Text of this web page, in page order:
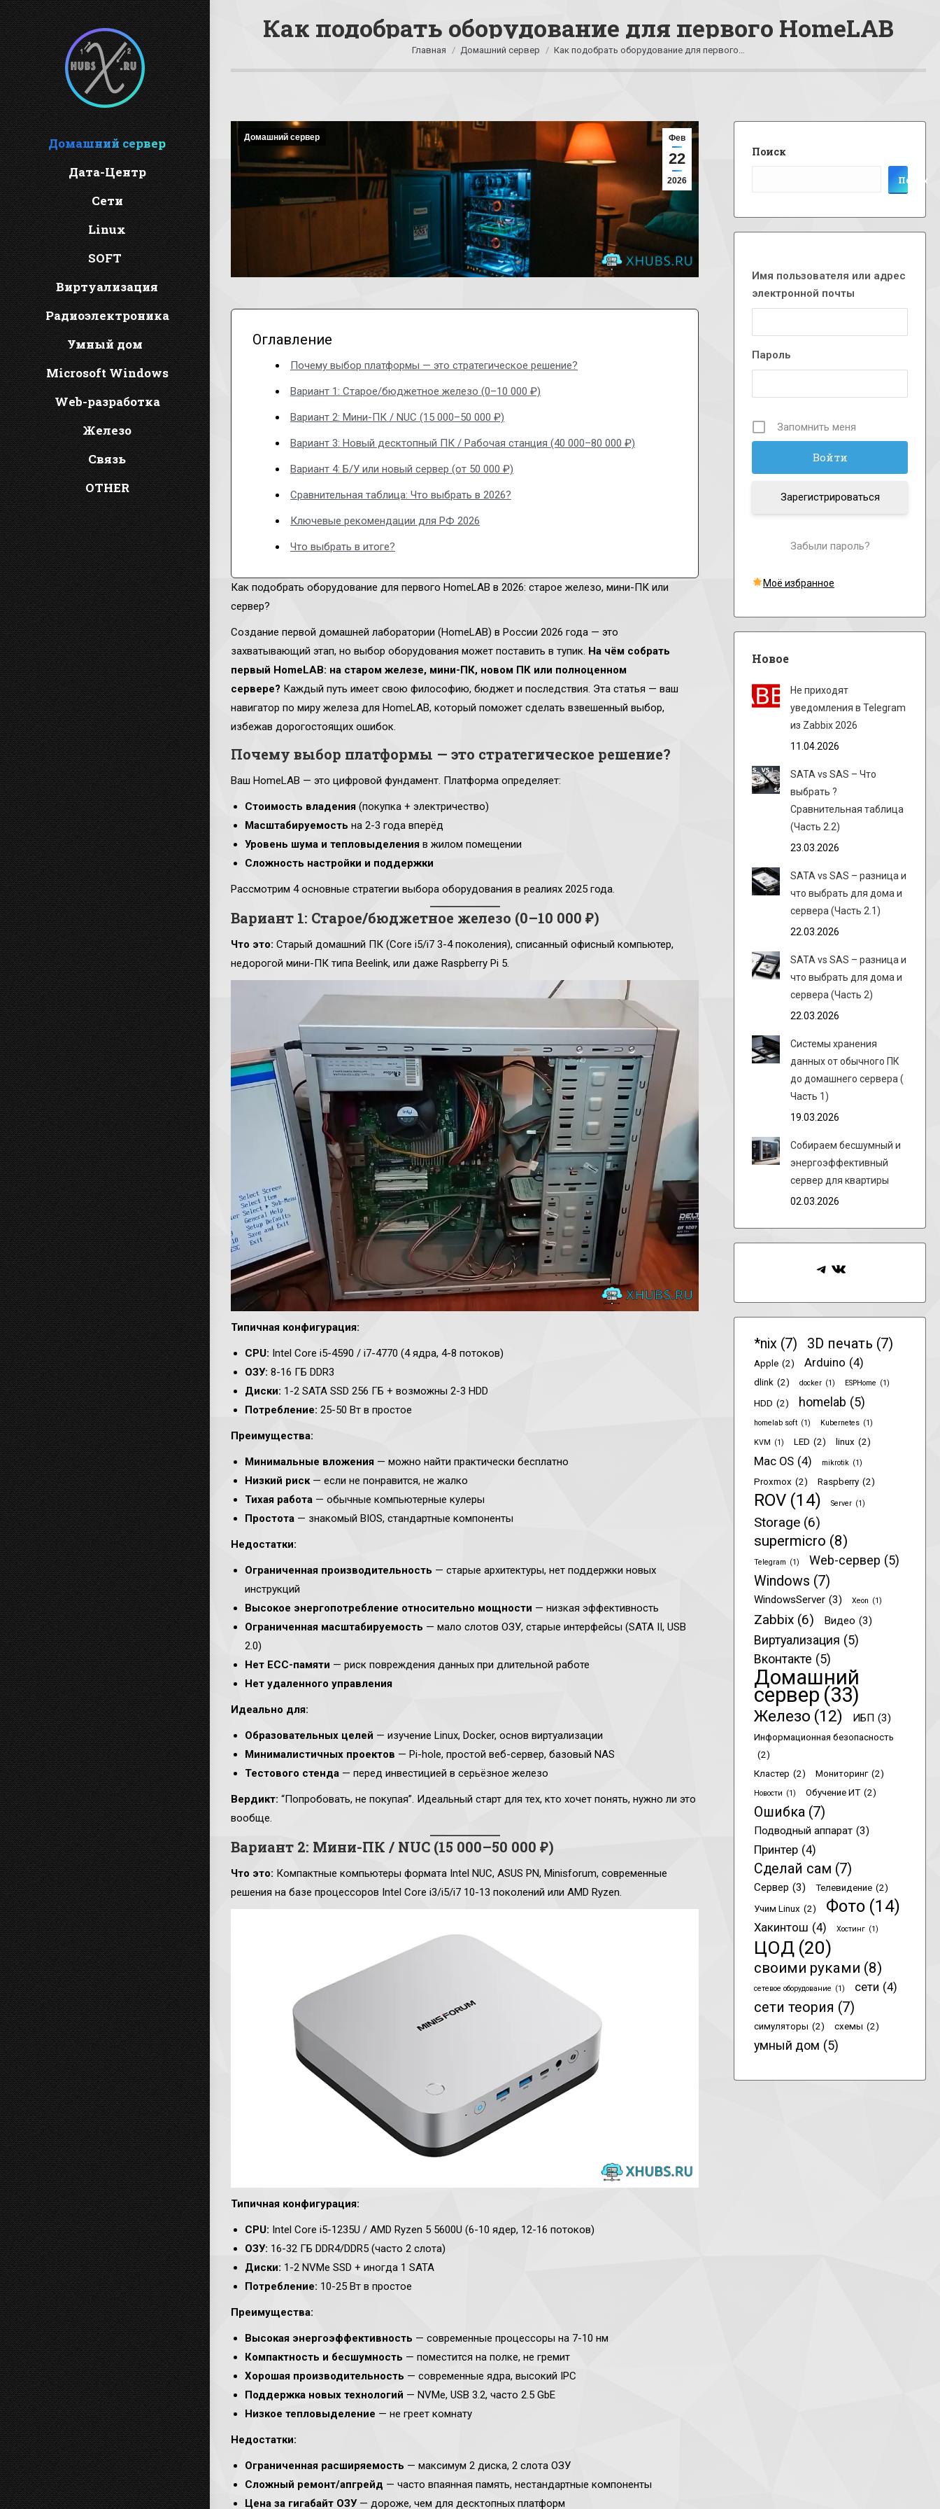
Домашний сервер
Дата-Центр
Сети
Linux
SOFT
Виртуализация
Радиоэлектроника
Умный дом
Microsoft Windows
Web-разработка
Железо
Связь
OTHER
Как подобрать оборудование для первого HomeLAB
Вы здесь:
Главная Домашний сервер Как подобрать оборудование для первого…
Фев
22
2026
Домашний сервер
Оглавление
Почему выбор платформы — это стратегическое решение?
Вариант 1: Старое/бюджетное железо (0–10 000 ₽)
Вариант 2: Мини-ПК / NUC (15 000–50 000 ₽)
Вариант 3: Новый десктопный ПК / Рабочая станция (40 000–80 000 ₽)
Вариант 4: Б/У или новый сервер (от 50 000 ₽)
Сравнительная таблица: Что выбрать в 2026?
Ключевые рекомендации для РФ 2026
Что выбрать в итоге?
Как подобрать оборудование для первого HomeLAB в 2026: старое железо, мини-ПК или
сервер?
Создание первой домашней лаборатории (HomeLAB) в России 2026 года — это
захватывающий этап, но выбор оборудования может поставить в тупик. На чём собрать
первый HomeLAB: на старом железе, мини-ПК, новом ПК или полноценном
сервере? Каждый путь имеет свою философию, бюджет и последствия. Эта статья — ваш
навигатор по миру железа для HomeLAB, который поможет сделать взвешенный выбор,
избежав дорогостоящих ошибок.
Почему выбор платформы — это стратегическое решение?
Ваш HomeLAB — это цифровой фундамент. Платформа определяет:
Стоимость владения (покупка + электричество)
Масштабируемость на 2-3 года вперёд
Уровень шума и тепловыделения в жилом помещении
Сложность настройки и поддержки
Рассмотрим 4 основные стратегии выбора оборудования в реалиях 2025 года.
Вариант 1: Старое/бюджетное железо (0–10 000 ₽)
Что это: Старый домашний ПК (Core i5/i7 3-4 поколения), списанный офисный компьютер,
недорогой мини-ПК типа Beelink, или даже Raspberry Pi 5.
Типичная конфигурация:
CPU: Intel Core i5-4590 / i7-4770 (4 ядра, 4-8 потоков)
ОЗУ: 8-16 ГБ DDR3
Диски: 1-2 SATA SSD 256 ГБ + возможны 2-3 HDD
Потребление: 25-50 Вт в простое
Преимущества:
Минимальные вложения — можно найти практически бесплатно
Низкий риск— если не понравится, не жалко
Тихая работа — обычные компьютерные кулеры
Простота — знакомый BIOS, стандартные компоненты
Недостатки:
Ограниченная производительность — старые архитектуры, нет поддержки новых
инструкций
Высокое энергопотребление относительно мощности — низкая эффективность
Ограниченная масштабируемость — мало слотов ОЗУ, старые интерфейсы (SATA II, USB
2.0)
Нет ECC-памяти — риск повреждения данных при длительной работе
Нет удаленного управления
Идеально для:
Образовательных целей — изучение Linux, Docker, основ виртуализации
Минималистичных проектов — Pi-hole, простой веб-сервер, базовый NAS
Тестового стенда — перед инвестицией в серьёзное железо
Вердикт: “Попробовать, не покупая”. Идеальный старт для тех, кто хочет понять, нужно ли это
вообще.
Вариант 2: Мини-ПК / NUC (15 000–50 000 ₽)
Что это: Компактные компьютеры формата Intel NUC, ASUS PN, Minisforum, современные
решения на базе процессоров Intel Core i3/i5/i7 10-13 поколений или AMD Ryzen.
Типичная конфигурация:
CPU: Intel Core i5-1235U / AMD Ryzen 5 5600U (6-10 ядер, 12-16 потоков)
ОЗУ: 16-32 ГБ DDR4/DDR5 (часто 2 слота)
Диски: 1-2 NVMe SSD + иногда 1 SATA
Потребление: 10-25 Вт в простое
Преимущества:
Высокая энергоэффективность — современные процессоры на 7-10 нм
Компактность и бесшумность — поместится на полке, не гремит
Хорошая производительность — современные ядра, высокий IPC
Поддержка новых технологий — NVMe, USB 3.2, часто 2.5 GbE
Низкое тепловыделение — не греет комнату
Недостатки:
Ограниченная расширяемость — максимум 2 диска, 2 слота ОЗУ
Сложный ремонт/апгрейд — часто впаянная память, нестандартные компоненты
Цена за гигабайт ОЗУ— дороже, чем для десктопных платформ
Поиск
Поиск
Имя пользователя или адрес
электронной почты
Пароль
Запомнить меня
Зарегистрироваться
Забыли пароль?
Моё избранное
Новое
Не приходят
уведомления в Telegram
из Zabbix 2026
11.04.2026
SATA vs SAS – Что
выбрать ?
Сравнительная таблица
(Часть 2.2)
23.03.2026
SATA vs SAS – разница и
что выбрать для дома и
сервера (Часть 2.1)
22.03.2026
SATA vs SAS – разница и
что выбрать для дома и
сервера (Часть 2)
22.03.2026
Системы хранения
данных от обычного ПК
до домашнего сервера (
Часть 1)
19.03.2026
Собираем бесшумный и
энергоэффективный
сервер для квартиры
02.03.2026
Telegram
ВКонтакте
*nix (7) 3D печать (7)
Apple (2) Arduino (4)
dlink (2) docker (1) ESPHome (1)
HDD (2) homelab (5)
homelab soft (1) Kubernetes (1)
KVM (1) LED (2) linux (2)
Mac OS (4) mikrotik (1)
Proxmox (2) Raspberry (2)
ROV (14) Server (1)
Storage (6)
supermicro (8)
Telegram (1) Web-сервер (5)
Windows (7)
WindowsServer (3) Xeon (1)
Zabbix (6) Видео (3)
Виртуализация (5)
Вконтакте (5)
Домашний
сервер (33)
Железо (12) ИБП (3)
Информационная безопасность
(2)
Кластер (2) Мониторинг (2)
Новости (1) Обучение ИТ (2)
Ошибка (7)
Подводный аппарат (3)
Принтер (4)
Сделай сам (7)
Сервер (3) Телевидение (2)
Учим Linux (2) Фото (14)
Хакинтош (4) Хостинг (1)
ЦОД (20)
своими руками (8)
сетевое оборудование (1) сети (4)
сети теория (7)
симуляторы (2) схемы (2)
умный дом (5)